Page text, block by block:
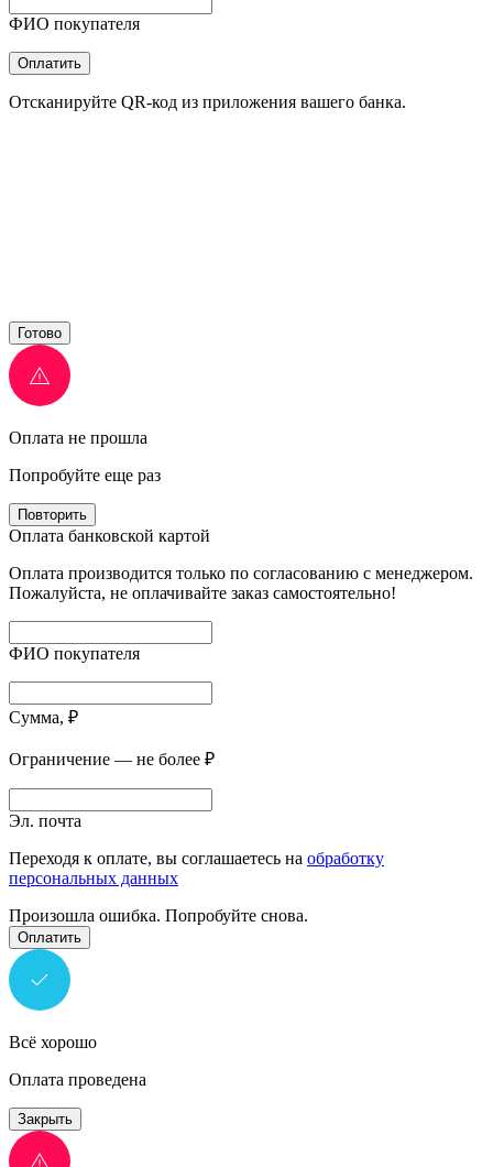
ФИО покупателя
Оплатить
Отсканируйте QR-код из приложения вашего банка.
Готово
Оплата не прошла
Попробуйте еще раз
Повторить
Оплата банковской картой
Оплата производится только по согласованию с менеджером.
Пожалуйста, не оплачивайте заказ самостоятельно!
ФИО покупателя
Сумма, ₽
Ограничение — не более ₽
Эл. почта
Переходя к оплате, вы соглашаетесь на обработку
персональных данных
Произошла ошибка. Попробуйте снова.
Оплатить
Всё хорошо
Оплата проведена
Закрыть